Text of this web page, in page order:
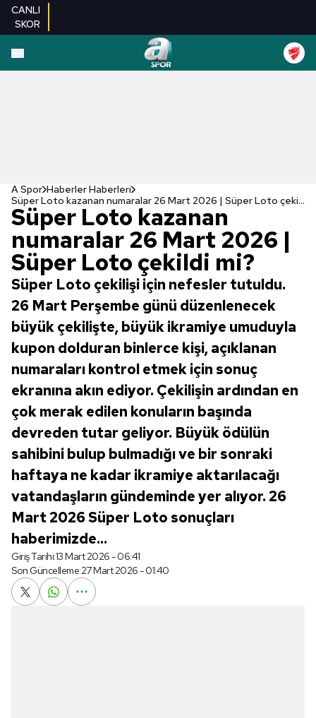
CANLI
SKOR
A Spor Haberler Haberleri
Süper Loto kazanan numaralar 26 Mart 2026 | Süper Loto çekildi mi?
Süper Loto kazanan
numaralar 26 Mart 2026 |
Süper Loto çekildi mi?
Süper Loto çekilişi için nefesler tutuldu.
26 Mart Perşembe günü düzenlenecek
büyük çekilişte, büyük ikramiye umuduyla
kupon dolduran binlerce kişi, açıklanan
numaraları kontrol etmek için sonuç
ekranına akın ediyor. Çekilişin ardından en
çok merak edilen konuların başında
devreden tutar geliyor. Büyük ödülün
sahibini bulup bulmadığı ve bir sonraki
haftaya ne kadar ikramiye aktarılacağı
vatandaşların gündeminde yer alıyor. 26
Mart 2026 Süper Loto sonuçları
haberimizde...
Giriş Tarihi:13 Mart 2026 - 06:41
Son Güncelleme:27 Mart 2026 - 01:40